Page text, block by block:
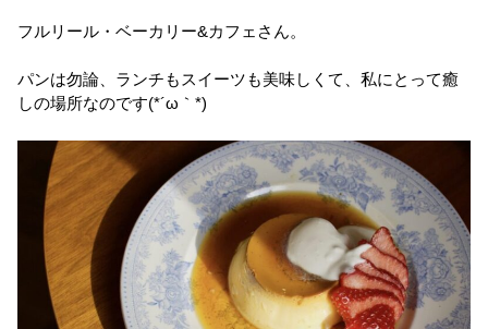
フルリール・ベーカリー&カフェさん。
パンは勿論、ランチもスイーツも美味しくて、私にとって癒
しの場所なのです(*´ω｀*)